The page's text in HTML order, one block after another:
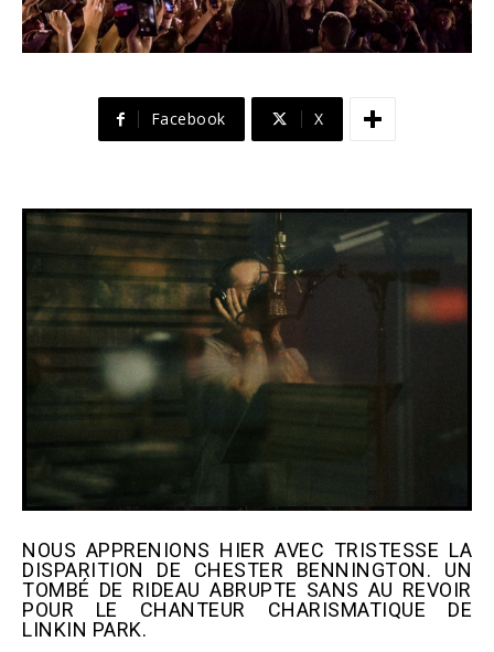
Facebook X
NOUS APPRENIONS HIER AVEC TRISTESSE LA
DISPARITION DE CHESTER BENNINGTON. UN
TOMBÉ DE RIDEAU ABRUPTE SANS AU REVOIR
POUR LE CHANTEUR CHARISMATIQUE DE
LINKIN PARK.